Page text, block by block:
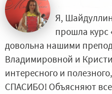
Я,
прошла курс
довольна нашими
Владимировной и
интересного и
СПАСИБО! Объясняют